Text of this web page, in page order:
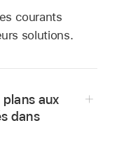
courants
solutions.
aux
dans